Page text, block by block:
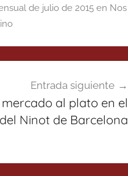
de julio de 2015 en Nos
Entrada siguiente
mercado al plato en el
Ninot de Barcelona